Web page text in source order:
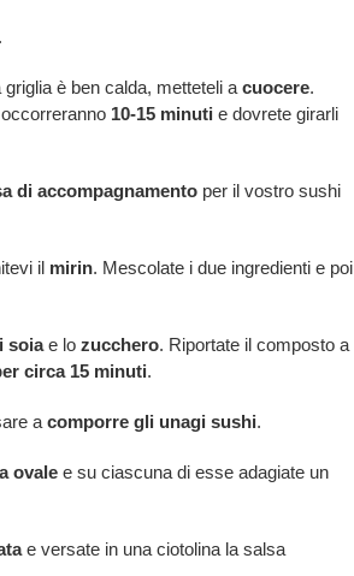
è ben calda, metteteli acuocere.
10-15 minuti e dovrete girarli
di accompagnamentoper il vostro sushi
ilmirin. Mescolate i due ingredienti e poi
soiae lozucchero. Riportate il composto a
circa 15 minuti.
a comporre gli unagi sushi.
ovalee su ciascuna di esse adagiate un
e versate in una ciotolina la salsa